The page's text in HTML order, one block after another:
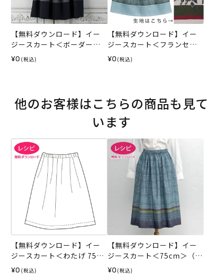
【無料ダウンロード】イー
ジースカート＜ボーダーカ
ラードビー・80cm丈＞（レ
シピ）
¥0 (税込)
【無料ダウンロード】イー
ジースカート＜フランセィ
ズ ボーディユー・ド・ロー
ズ 65cm＞（レシピ）
¥0 (税込)
他のお客様はこちらの商品も見て
います
【無料ダウンロード】イー
ジースカート＜わたげ 75c
m＞（レシピ）
¥0 (税込)
【無料ダウンロード】イー
ジースカート＜75cm＞（レ
シピ）
¥0 (税込)